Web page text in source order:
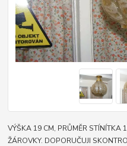
VÝŠKA 19 CM, PRŮMĚR STÍNÍTKA
ŽÁROVKY. DOPORUČUJI